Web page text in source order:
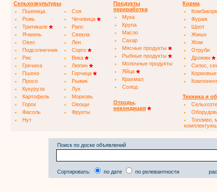
Сельхозкультуры
Пшеница
Соя
Рожь
Чечевица
Тритикале
Рапс
Ячмень
Свекла
Овес
Лен
Подсолнечник
Сорго
Рис
Вика
Гречиха
Люпин
Пшено
Горчица
Просо
Рыжик
Кукуруза
Лук
Картофель
Морковь
Горох
Овощи
Фасоль
Фрукты
Нут
Продукты
переработки
Мука
Крупа
Масло
Сахар
Мясные продукты
Рыбные продукты
Молочные продукты
Яйца
Крахмал
Солод
Отходы,
некондиция
Корма
Фураж
Шрот
Жмых
Жом
Отруби
Дрожжи
Силос,
Техника и
Топливо,
Поиск по доске объявлений
Сортировать: по дате по релевантности